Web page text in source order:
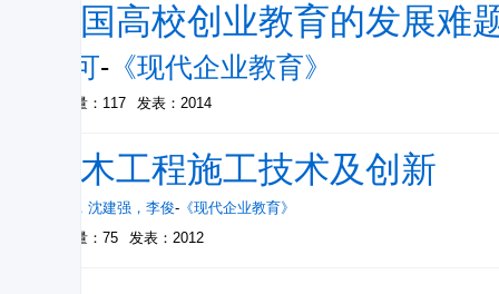
中国高校创业教育的发展难
黄可- 《现代企业教育》
被引量：117 发表：2014
土木工程施工技术及创新
， 沈建强 ， 李俊- 《现代企业教育》
被引量：75
发表：2012